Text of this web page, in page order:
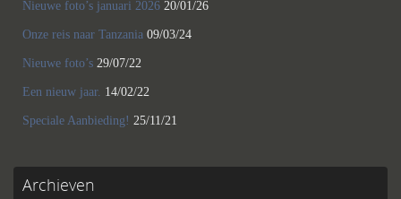
Nieuwe foto’s januari 2026 20/01/26
Onze reis naar Tanzania 09/03/24
Nieuwe foto’s 29/07/22
Een nieuw jaar. 14/02/22
Speciale Aanbieding! 25/11/21
Archieven